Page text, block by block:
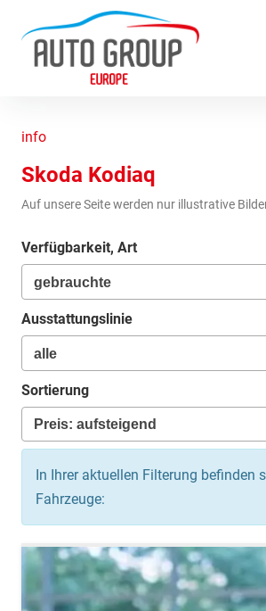
info
Skoda Kodiaq
Auf unsere Seite werden nur illustrative
Verfügbarkeit, Art
Ausstattungslinie
Sortierung
In Ihrer aktuellen Filterung befinden
Fahrzeuge: